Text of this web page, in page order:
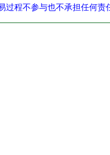
过程不参与也不承担任何责